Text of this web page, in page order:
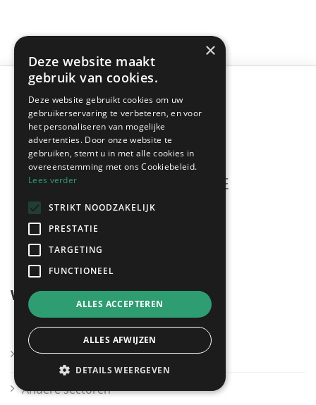
Meerdere offertes
Wegwijzer
Kies mijn regio
Andere sectoren
×
Deze website maakt
gebruik van cookies.
Deze website gebruikt cookies om uw
gebruikerservaring te verbeteren, en voor
het personaliseren van mogelijke
advertenties. Door onze website te
gebruiken, stemt u in met alle cookies in
overeenstemming met ons Cookiebeleid.
Lees verder
STRIKT NOODZAKELIJK
PRESTATIE
TARGETING
FUNCTIONEEL
ALLES ACCEPTEREN
ALLES AFWIJZEN
DETAILS WEERGEVEN